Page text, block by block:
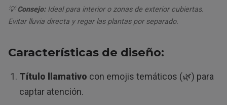
💡Consejo:Ideal para interior o zonas de exterior cubiertas.
Evitar lluvia directa y regar las plantas por separado.
Características de diseño:
Título llamativo con emojis temáticos (🌿) para
captar atención.